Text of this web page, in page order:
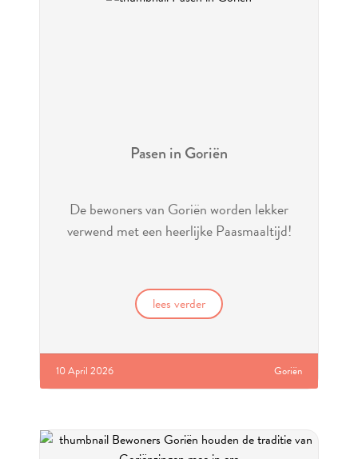
Pasen in Goriën
De bewoners van Goriën worden lekker
verwend met een heerlijke Paasmaaltijd!
lees verder
10 April 2026 Goriën